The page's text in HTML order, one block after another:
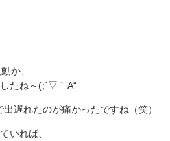
か、
たね～(;´▽｀A“
遅れたのが痛かったですね（笑）
いれば、